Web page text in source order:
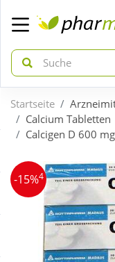
zurück
Aktuelle Coupons
Gratis dazu
zurück
Arzneimittel
Bio & Genuss
Startseite
Calcium Tabletten
Calcigen D 600
-15%4